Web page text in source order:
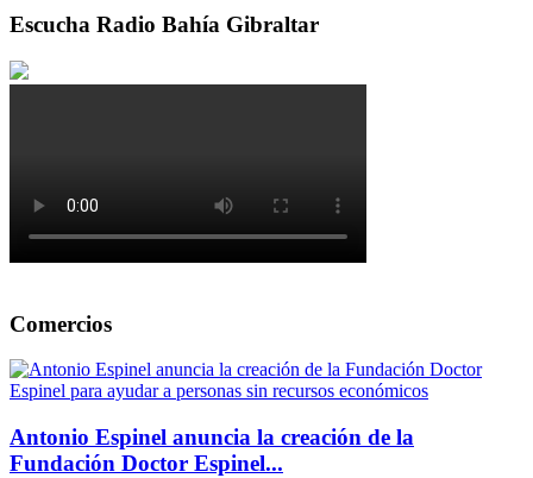
Escucha Radio Bahía Gibraltar
Comercios
Antonio Espinel anuncia la creación de la
Fundación Doctor Espinel...